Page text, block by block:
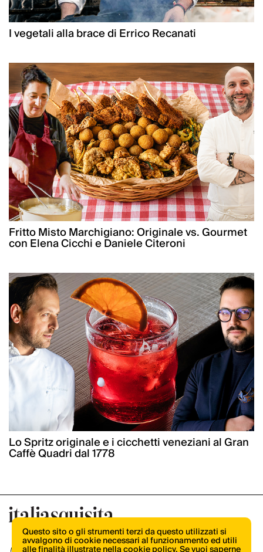
I vegetali alla brace di Errico Recanati
Fritto Misto Marchigiano: Originale vs. Gourmet
con Elena Cicchi e Daniele Citeroni
Lo Spritz originale e i cicchetti veneziani al Gran
Caffè Quadri dal 1778
Questo sito o gli strumenti terzi da questo utilizzati si
avvalgono di cookie necessari al funzionamento ed utili